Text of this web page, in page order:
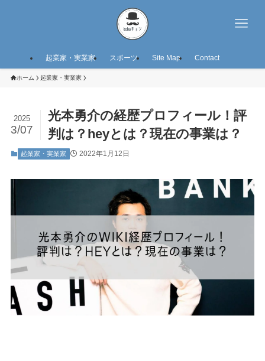
起業家・実業家 スポーツ Site Map Contact
ホーム 起業家・実業家
光本勇介の経歴プロフィール！評
判は？heyとは？現在の事業は？
2025
3/07
起業家・実業家 2022年1月12日